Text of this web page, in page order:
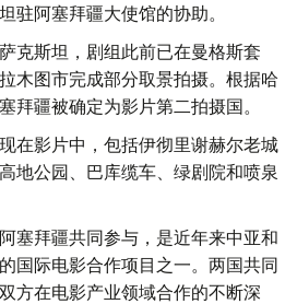
驻阿塞拜疆大使馆的协助。
克斯坦，剧组此前已在曼格斯套
木图市完成部分取景拍摄。根据哈
拜疆被确定为影片第二拍摄国。
在影片中，包括伊彻里谢赫尔老城
地公园、巴库缆车、绿剧院和喷泉
塞拜疆共同参与，是近年来中亚和
国际电影合作项目之一。两国共同
方在电影产业领域合作的不断深